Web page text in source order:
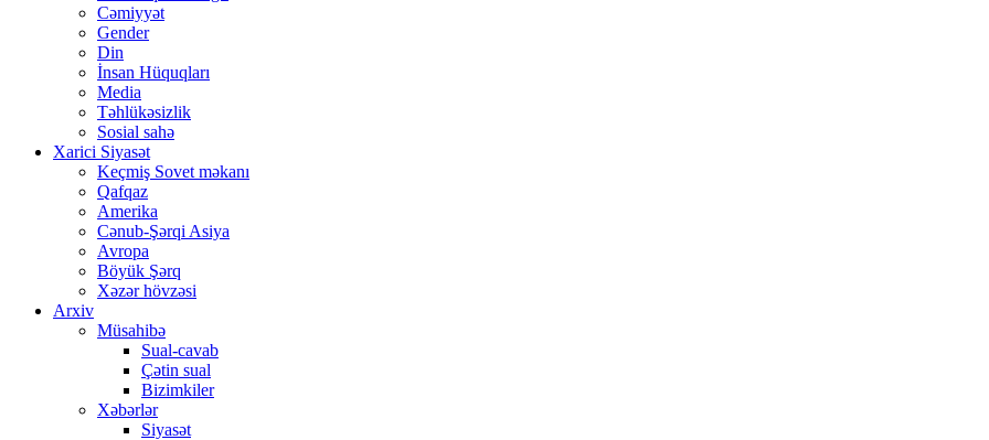
Cəmiyyət
Gender
Din
İnsan Hüquqları
Media
Təhlükəsizlik
Sosial sahə
Xarici Siyasət
Keçmiş Sovet məkanı
Qafqaz
Amerika
Cənub-Şərqi Asiya
Avropa
Böyük Şərq
Xəzər hövzəsi
Arxiv
Müsahibə
Sual-cavab
Çətin sual
Bizimkiler
Xəbərlər
Siyasət